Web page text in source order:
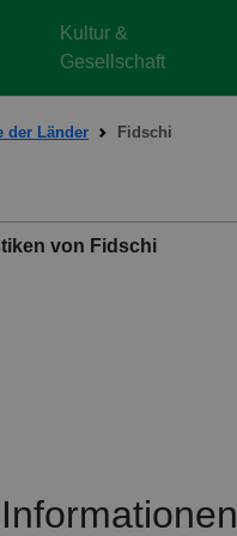
Kultur &
Gesellschaft
der Länder Fidschi
von Fidschi